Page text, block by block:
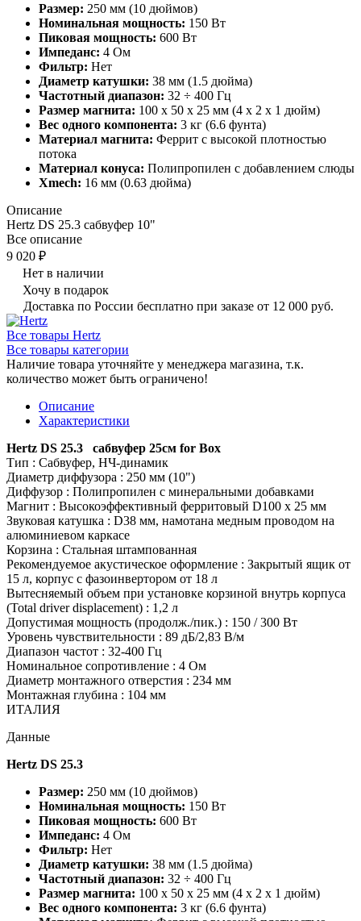
Размер: 250 мм (10 дюймов)
Номинальная мощность: 150 Вт
Пиковая мощность: 600 Вт
Импеданс: 4 Ом
Фильтр: Нет
Диаметр катушки: 38 мм (1.5 дюйма)
Частотный диапазон: 32 ÷ 400 Гц
Размер магнита: 100 x 50 x 25 мм (4 x 2 x 1 дюйм)
Вес одного компонента: 3 кг (6.6 фунта)
Материал магнита: Феррит с высокой плотностью
потока
Материал конуса: Полипропилен с добавлением слюды
Xmech: 16 мм (0.63 дюйма)
Описание
Hertz DS 25.3 сабвуфер 10"
Все описание
9 020 ₽
Нет в наличии
Хочу в подарок
Доставка по России бесплатно при заказе от 12 000 руб.
Все товары Hertz
Все товары категории
Наличие товара уточняйте у менеджера магазина, т.к.
количество может быть ограничено!
Описание
Характеристики
Hertz DS 25.3 сабвуфер 25см for Box
Тип : Сабвуфер, НЧ-динамик
Диаметр диффузора : 250 мм (10")
Диффузор : Полипропилен с минеральными добавками
Магнит : Высокоэффективный ферритовый D100 х 25 мм
Звуковая катушка : D38 мм, намотана медным проводом на
алюминиевом каркасе
Корзина : Стальная штампованная
Рекомендуемое акустическое оформление : Закрытый ящик от
15 л, корпус с фазоинвертором от 18 л
Вытесняемый объем при установке корзиной внутрь корпуса
(Total driver displacement) : 1,2 л
Допустимая мощность (продолж./пик.) : 150 / 300 Вт
Уровень чувствительности : 89 дБ/2,83 В/м
Диапазон частот : 32-400 Гц
Номинальное сопротивление : 4 Ом
Диаметр монтажного отверстия : 234 мм
Монтажная глубина : 104 мм
ИТАЛИЯ
Данные
Hertz DS 25.3
Размер: 250 мм (10 дюймов)
Номинальная мощность: 150 Вт
Пиковая мощность: 600 Вт
Импеданс: 4 Ом
Фильтр: Нет
Диаметр катушки: 38 мм (1.5 дюйма)
Частотный диапазон: 32 ÷ 400 Гц
Размер магнита: 100 x 50 x 25 мм (4 x 2 x 1 дюйм)
Вес одного компонента: 3 кг (6.6 фунта)